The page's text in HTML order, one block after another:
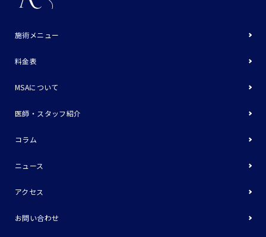
施術メニュー
料金表
MSAについて
医師・スタッフ紹介
コラム
ニュース
アクセス
お問い合わせ